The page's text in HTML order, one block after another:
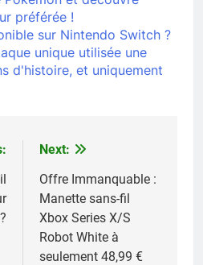
préférée !
sur Nintendo Switch ?
unique utilisée une
d'histoire, et uniquement
Next:
Offre Immanquable :
Manette sans-fil
Xbox Series X/S
Robot White à
seulement 48,99 €